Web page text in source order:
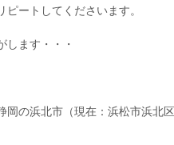
ートしてくださいます。
します・・・
岡の浜北市（現在：浜松市浜北